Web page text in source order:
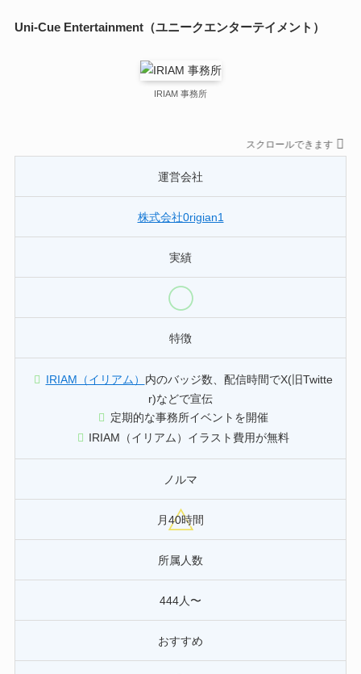
Uni-Cue Entertainment（ユニークエンターテイメント）
IRIAM 事務所
スクロールできます
運営会社
株式会社0rigian1
実績
特徴
IRIAM（イリアム） 内のバッジ数、配信時間でX(旧Twitte
r)などで宣伝
定期的な事務所イベントを開催
IRIAM（イリアム）イラスト費用が無料
ノルマ
月40時間
所属人数
444人〜
おすすめ